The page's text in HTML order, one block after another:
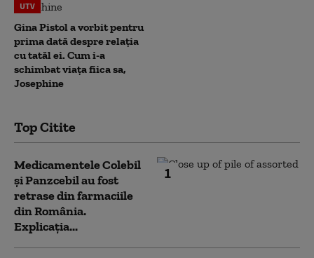
UTV
Gina Pistol a vorbit pentru
prima dată despre relația
cu tatăl ei. Cum i-a
schimbat viața fiica sa,
Josephine
Top Citite
1
Medicamentele Colebil
și Panzcebil au fost
retrase din farmaciile
din România.
Explicația...